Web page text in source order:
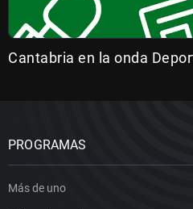
Cantabria en la onda
PROGRAMAS
Más de uno